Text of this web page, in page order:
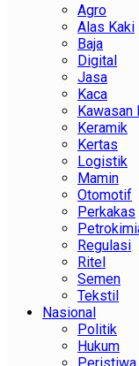
Agro
Alas Kaki
Baja
Digital
Jasa
Kaca
Kawasan
Keramik
Kertas
Logistik
Mamin
Otomotif
Perkakas
Regulasi
Ritel
Semen
Tekstil
Nasional
Politik
Hukum